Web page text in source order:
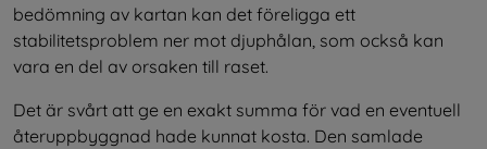
bedömning av kartan kan det föreligga ett
stabilitetsproblem ner mot djuphålan, som också kan
vara en del av orsaken till raset.
Det är svårt att ge en exakt summa för vad en eventuell
återuppbyggnad hade kunnat kosta. Den samlade